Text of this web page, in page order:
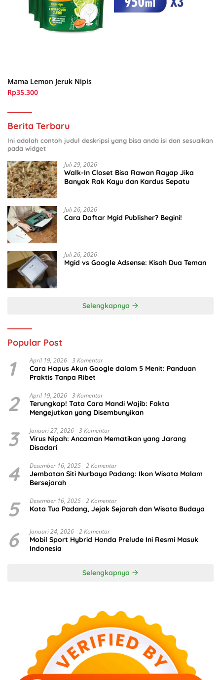
Mama Lemon Jeruk Nipis
Rp35.300
Berita Terbaru
Ini adalah contoh judul deskripsi yang bisa anda isi dan sesuaikan
pada widget
Juli 29, 2026
Walk-In Closet Bisa Rawan Rayap Jika
Banyak Rak Kayu dan Kardus Sepatu
Juli 26, 2026
Cara Daftar Mgid Publisher? Begini!
Juli 26, 2026
Mgid vs Google Adsense: Kisah Dua Teman
Selengkapnya
Popular Post
1 April 19, 2026 3 Komentar
Cara Hapus Akun Google dalam 5 Menit: Panduan
Praktis Tanpa Ribet
2 April 19, 2026 3 Komentar
Terungkap! Tata Cara Mandi Wajib: Fakta
Mengejutkan yang Disembunyikan
3 Januari 27, 2026 3 Komentar
Virus Nipah: Ancaman Mematikan yang Jarang
Disadari
4 Desember 16, 2025 2 Komentar
Jembatan Siti Nurbaya Padang: Ikon Wisata Malam
Bersejarah
5 Desember 16, 2025 2 Komentar
Kota Tua Padang, Jejak Sejarah dan Wisata Budaya
6 Januari 24, 2026 2 Komentar
Mobil Sport Hybrid Honda Prelude Ini Resmi Masuk
Indonesia
Selengkapnya